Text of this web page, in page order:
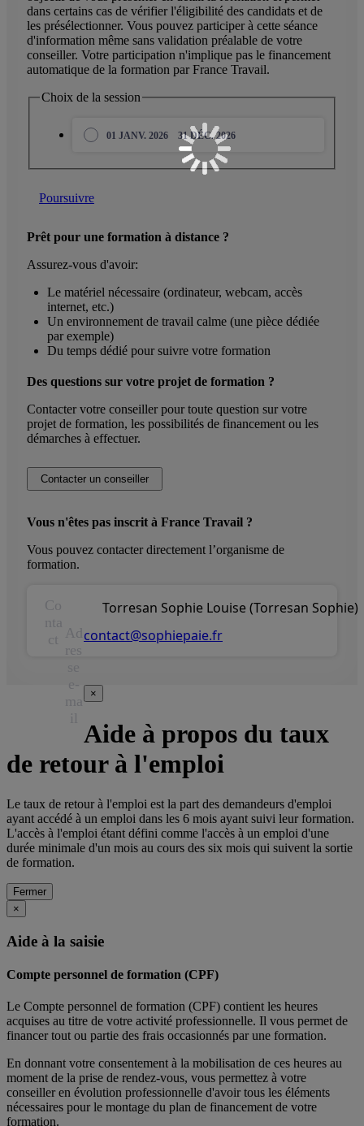
dans certains cas de vérifier l'éligibilité des candidats et de
les présélectionner. Vous pouvez participer à cette séance
d'information même sans validation préalable de votre
conseiller. Votre participation n'implique pas le financement
automatique de la formation par France Travail.
Choix de la session
01 JANV. 2026 31 DÉC. 2026
Poursuivre
Prêt pour une formation à distance ?
Assurez-vous d'avoir:
Le matériel nécessaire (ordinateur, webcam, accès
internet, etc.)
Un environnement de travail calme (une pièce dédiée
par exemple)
Du temps dédié pour suivre votre formation
Des questions sur votre projet de formation ?
Contacter votre conseiller pour toute question sur votre
projet de formation, les possibilités de financement ou les
démarches à effectuer.
Contacter un conseiller
Vous n'êtes pas inscrit à France Travail ?
Vous pouvez contacter directement l’organisme de
formation.
Co
nta
ct
Torresan Sophie Louise (Torresan Sophie)
Ad
res
e-
ma
il
contact@sophiepaie.fr
×
Aide à propos du taux
de retour à l'emploi
Le taux de retour à l'emploi est la part des demandeurs d'emploi
ayant accédé à un emploi dans les 6 mois ayant suivi leur formation.
L'accès à l'emploi étant défini comme l'accès à un emploi d'une
durée minimale d'un mois au cours des six mois qui suivent la sortie
de formation.
Fermer
×
Aide à la saisie
Compte personnel de formation (CPF)
Le Compte personnel de formation (CPF) contient les heures
acquises au titre de votre activité professionnelle. Il vous permet de
financer tout ou partie des frais occasionnés par une formation.
En donnant votre consentement à la mobilisation de ces heures au
moment de la prise de rendez-vous, vous permettez à votre
conseiller en évolution professionnelle d'avoir tous les éléments
nécessaires pour le montage du plan de financement de votre
formation.